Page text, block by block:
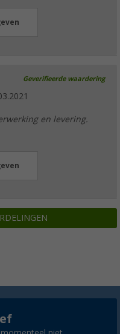
Geverifieerde waardering
en levering.